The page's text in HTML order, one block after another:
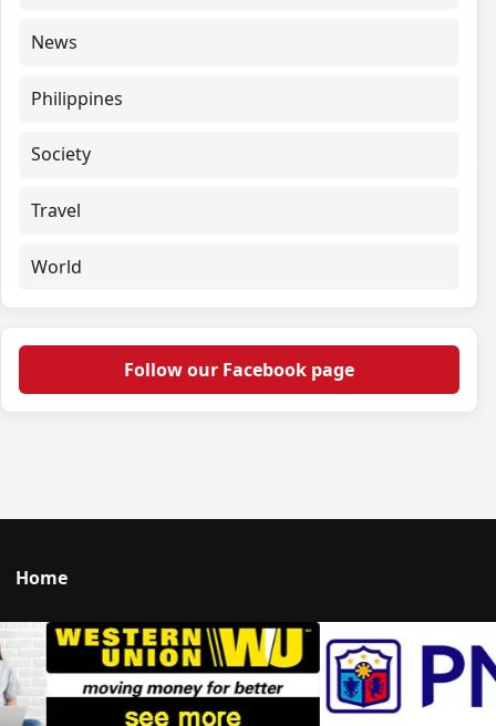
News
Philippines
Society
Travel
World
Follow our Facebook page
Home
Talk to us
© 2026 Portal Japan. All rights reserved.